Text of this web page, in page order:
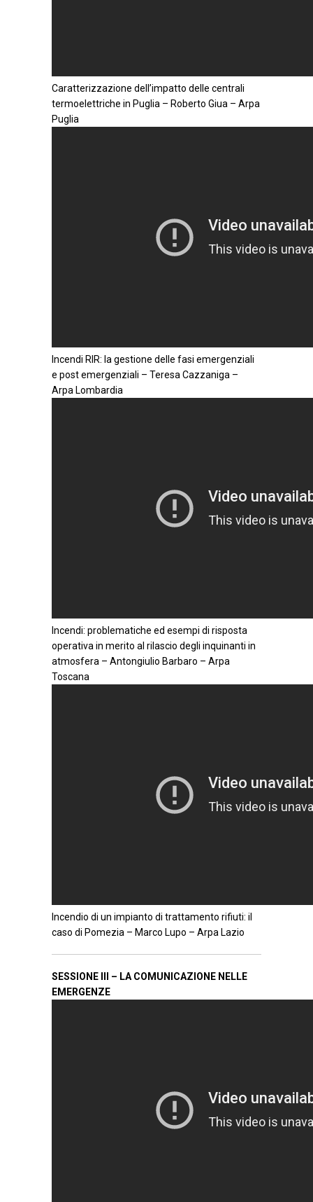
Caratterizzazione dell’impatto delle centrali
termoelettriche in Puglia – Roberto Giua – Arpa
Puglia
Incendi RIR: la gestione delle fasi emergenziali
e post emergenziali – Teresa Cazzaniga –
Arpa Lombardia
Incendi: problematiche ed esempi di risposta
operativa in merito al rilascio degli inquinanti in
atmosfera – Antongiulio Barbaro – Arpa
Toscana
Incendio di un impianto di trattamento rifiuti: il
caso di Pomezia – Marco Lupo – Arpa Lazio
SESSIONE III – LA COMUNICAZIONE NELLE
EMERGENZE